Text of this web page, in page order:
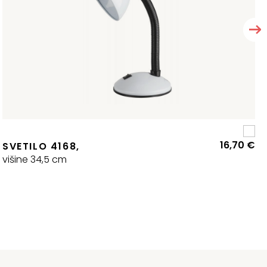
SVETILO 4168,
višine 34,5 cm
16,70 €